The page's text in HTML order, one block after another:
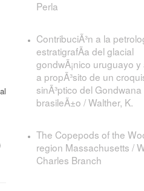
Perla
ContribuciÃ³n a la
estratigrafÃ­a del glacial
gondwÃ¡nico uruguayo
a propÃ³sito de un
sinÃ³ptico del Gondwana
brasileÃ±o / Walther, K.
The Copepods of the
region Massachusetts /
Charles Branch